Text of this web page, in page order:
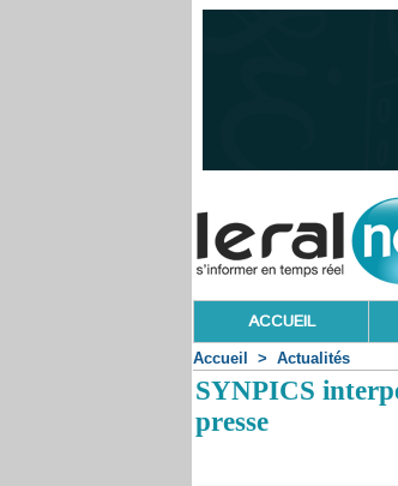
ACCUEIL
Accueil > Actualités
SYNPICS
presse